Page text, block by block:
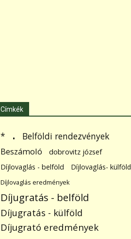
Címkék
* . Belföldi rendezvények
Beszámoló dobrovitz józsef
Díjlovaglás - belföld Díjlovaglás- külföld
Díjlovaglás eredmények
Díjugratás - belföld
Díjugratás - külföld
Díjugrató eredmények